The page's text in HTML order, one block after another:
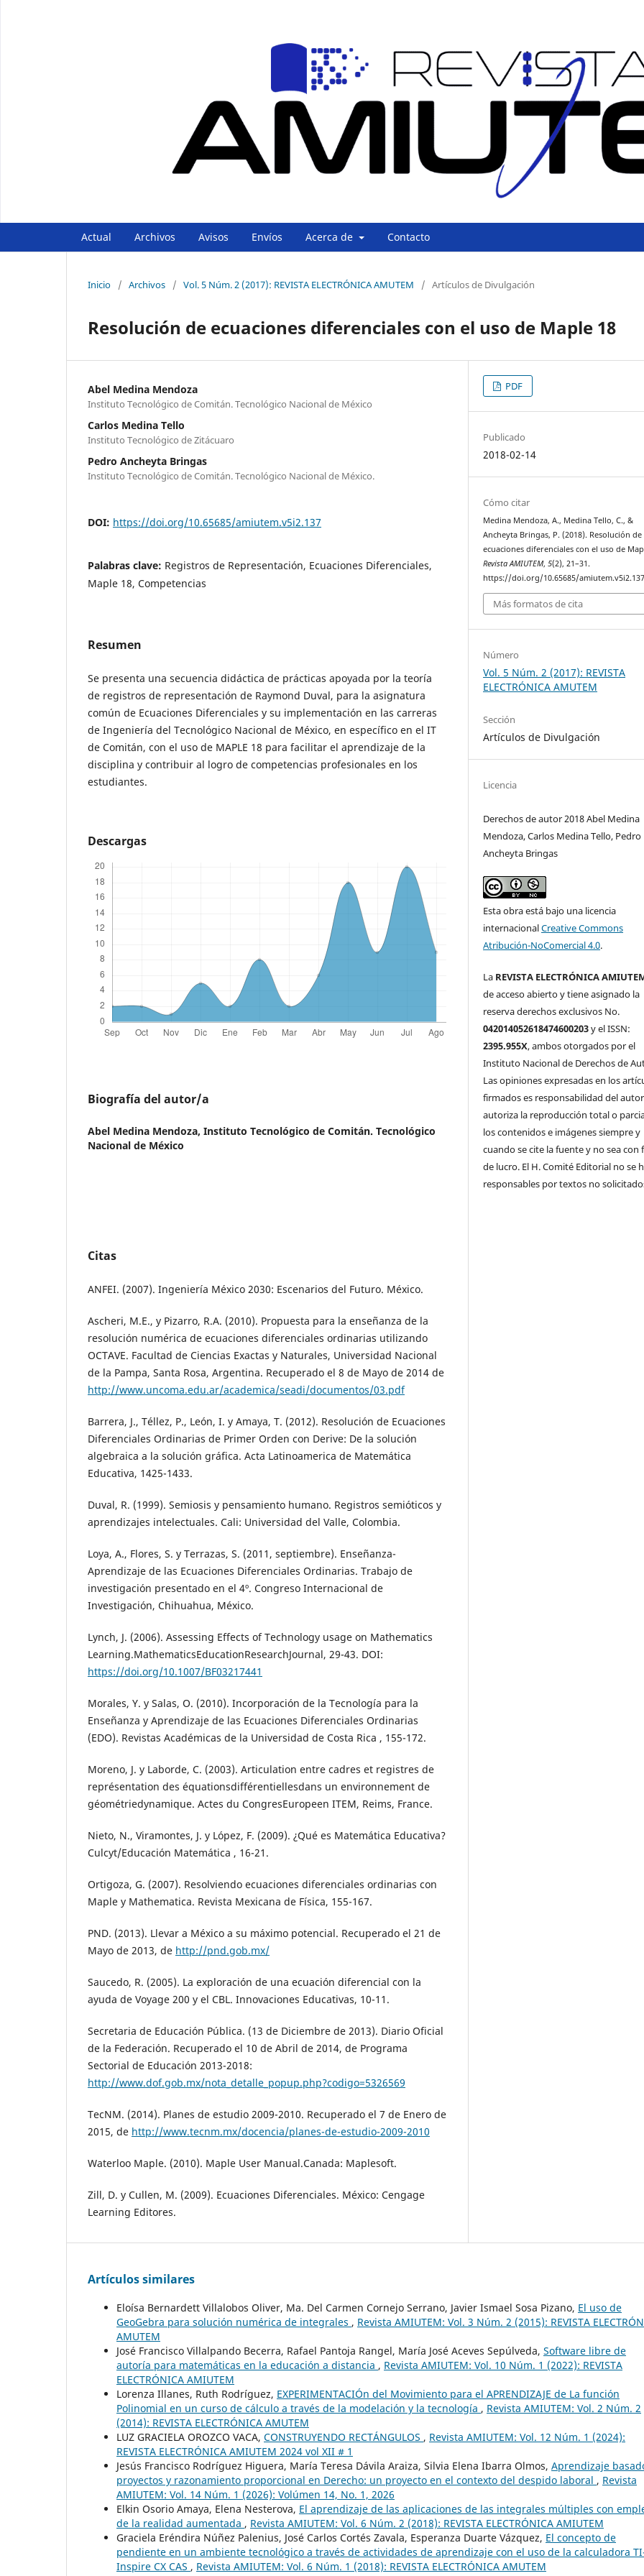
Actual Archivos Avisos Envíos Acerca de Contacto
Inicio / Archivos / Vol. 5 Núm. 2 (2017): REVISTA ELECTRÓNICA AMUTEM / Artículos de Divulgación
Resolución de ecuaciones diferenciales con el uso de Maple 18
Abel Medina Mendoza
Instituto Tecnológico de Comitán. Tecnológico Nacional de México
Carlos Medina Tello
Instituto Tecnológico de Zitácuaro
Pedro Ancheyta Bringas
Instituto Tecnológico de Comitán. Tecnológico Nacional de México.
DOI: https://doi.org/10.65685/amiutem.v5i2.137
Palabras clave: Registros de Representación, Ecuaciones Diferenciales,
Maple 18, Competencias
Resumen
Se presenta una secuencia didáctica de prácticas apoyada por la teoría
de registros de representación de Raymond Duval, para la asignatura
común de Ecuaciones Diferenciales y su implementación en las carreras
de Ingeniería del Tecnológico Nacional de México, en específico en el IT
de Comitán, con el uso de MAPLE 18 para facilitar el aprendizaje de la
disciplina y contribuir al logro de competencias profesionales en los
estudiantes.
Descargas
Biografía del autor/a
Abel Medina Mendoza, Instituto Tecnológico de Comitán. Tecnológico
Nacional de México
Citas
ANFEI. (2007). Ingeniería México 2030: Escenarios del Futuro. México.
Ascheri, M.E., y Pizarro, R.A. (2010). Propuesta para la enseñanza de la
resolución numérica de ecuaciones diferenciales ordinarias utilizando
OCTAVE. Facultad de Ciencias Exactas y Naturales, Universidad Nacional
de la Pampa, Santa Rosa, Argentina. Recuperado el 8 de Mayo de 2014 de
http://www.uncoma.edu.ar/academica/seadi/documentos/03.pdf
Barrera, J., Téllez, P., León, I. y Amaya, T. (2012). Resolución de Ecuaciones
Diferenciales Ordinarias de Primer Orden con Derive: De la solución
algebraica a la solución gráfica. Acta Latinoamerica de Matemática
Educativa, 1425-1433.
Duval, R. (1999). Semiosis y pensamiento humano. Registros semióticos y
aprendizajes intelectuales. Cali: Universidad del Valle, Colombia.
Loya, A., Flores, S. y Terrazas, S. (2011, septiembre). Enseñanza-
Aprendizaje de las Ecuaciones Diferenciales Ordinarias. Trabajo de
investigación presentado en el 4º. Congreso Internacional de
Investigación, Chihuahua, México.
Lynch, J. (2006). Assessing Effects of Technology usage on Mathematics
Learning.MathematicsEducationResearchJournal, 29-43. DOI:
https://doi.org/10.1007/BF03217441
Morales, Y. y Salas, O. (2010). Incorporación de la Tecnología para la
Enseñanza y Aprendizaje de las Ecuaciones Diferenciales Ordinarias
(EDO). Revistas Académicas de la Universidad de Costa Rica , 155-172.
Moreno, J. y Laborde, C. (2003). Articulation entre cadres et registres de
représentation des équationsdifférentiellesdans un environnement de
géométriedynamique. Actes du CongresEuropeen ITEM, Reims, France.
Nieto, N., Viramontes, J. y López, F. (2009). ¿Qué es Matemática Educativa?
Culcyt/Educación Matemática , 16-21.
Ortigoza, G. (2007). Resolviendo ecuaciones diferenciales ordinarias con
Maple y Mathematica. Revista Mexicana de Física, 155-167.
PND. (2013). Llevar a México a su máximo potencial. Recuperado el 21 de
Mayo de 2013, de http://pnd.gob.mx/
Saucedo, R. (2005). La exploración de una ecuación diferencial con la
ayuda de Voyage 200 y el CBL. Innovaciones Educativas, 10-11.
Secretaria de Educación Pública. (13 de Diciembre de 2013). Diario Oficial
de la Federación. Recuperado el 10 de Abril de 2014, de Programa
Sectorial de Educación 2013-2018:
http://www.dof.gob.mx/nota_detalle_popup.php?codigo=5326569
TecNM. (2014). Planes de estudio 2009-2010. Recuperado el 7 de Enero de
2015, de http://www.tecnm.mx/docencia/planes-de-estudio-2009-2010
Waterloo Maple. (2010). Maple User Manual.Canada: Maplesoft.
Zill, D. y Cullen, M. (2009). Ecuaciones Diferenciales. México: Cengage
Learning Editores.
PDF
Publicado
2018-02-14
Cómo citar
Medina Mendoza, A., Medina Tello, C., &
Ancheyta Bringas, P. (2018). Resolución de
ecuaciones diferenciales con el uso de
Revista AMIUTEM,5(2), 21–31.
https://doi.org/10.65685/amiutem.v5i2.137
Más formatos de cita
Número
Vol. 5 Núm. 2 (2017): REVISTA
ELECTRÓNICA AMUTEM
Sección
Artículos de Divulgación
Licencia
Derechos de autor 2018 Abel Medina
Mendoza, Carlos Medina Tello, Pedro
Ancheyta Bringas
Esta obra está bajo una licencia
internacionalCreative Commons
Atribución-NoComercial 4.0.
La REVISTA ELECTRÓNICA
de acceso abierto y tiene asignado la
reserva derechos exclusivos No.
042014052618474600203y el ISSN:
2395.955X, ambos otorgados por el
Instituto Nacional de Derechos de
Las opiniones expresadas en los
firmados es responsabilidad del
autoriza la reproducción total o
los contenidos e imágenes siempre y
cuando se cite la fuente y no sea con
de lucro. El H. Comité Editorial no se
responsables por textos no
Artículos similares
Eloísa Bernardett Villalobos Oliver, Ma. Del Carmen Cornejo Serrano, Javier Ismael Sosa Pizano, El uso de
GeoGebra para solución numérica de integrales , Revista AMIUTEM: Vol. 3 Núm. 2 (2015): REVISTA
AMUTEM
José Francisco Villalpando Becerra, Rafael Pantoja Rangel, María José Aceves Sepúlveda, Software libre de
autoría para matemáticas en la educación a distancia , Revista AMIUTEM: Vol. 10 Núm. 1 (2022): REVISTA
ELECTRÓNICA AMIUTEM
Lorenza Illanes, Ruth Rodríguez, EXPERIMENTACIÓn del Movimiento para el APRENDIZAJE de La función
Polinomial en un curso de cálculo a través de la modelación y la tecnología , Revista AMIUTEM: Vol. 2 Núm. 2
(2014): REVISTA ELECTRÓNICA AMUTEM
LUZ GRACIELA OROZCO VACA, CONSTRUYENDO RECTÁNGULOS , Revista AMIUTEM: Vol. 12 Núm. 1 (2024):
REVISTA ELECTRÓNICA AMIUTEM 2024 vol XII # 1
Jesús Francisco Rodríguez Higuera, María Teresa Dávila Araiza, Silvia Elena Ibarra Olmos, Aprendizaje
proyectos y razonamiento proporcional en Derecho: un proyecto en el contexto del despido laboral , Revista
AMIUTEM: Vol. 14 Núm. 1 (2026): Volúmen 14, No. 1, 2026
Elkin Osorio Amaya, Elena Nesterova, El aprendizaje de las aplicaciones de las integrales múltiples con
de la realidad aumentada , Revista AMIUTEM: Vol. 6 Núm. 2 (2018): REVISTA ELECTRÓNICA AMIUTEM
Graciela Eréndira Núñez Palenius, José Carlos Cortés Zavala, Esperanza Duarte Vázquez, El concepto de
pendiente en un ambiente tecnológico a través de actividades de aprendizaje con el uso de la calculadora
Inspire CX CAS , Revista AMIUTEM: Vol. 6 Núm. 1 (2018): REVISTA ELECTRÓNICA AMUTEM